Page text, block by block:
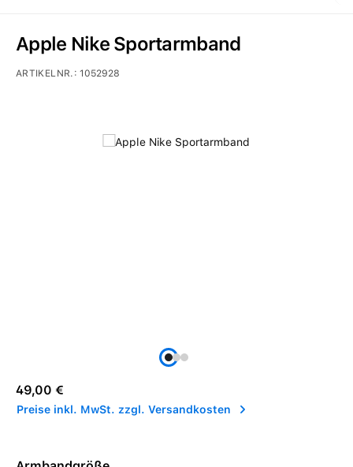
Bildergalerie überspringen
Apple Nike Sportarmband
ARTIKELNR.:1052928
Regulärer Preis:
49,00 €
Preise inkl. MwSt. zzgl. Versandkosten